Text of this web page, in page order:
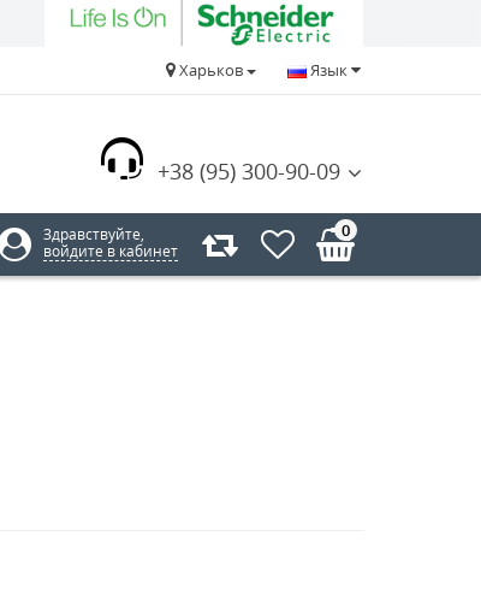
Язык
Харьков
+38 (95) 300-90-09
Здравствуйте,
войдите в кабинет
0